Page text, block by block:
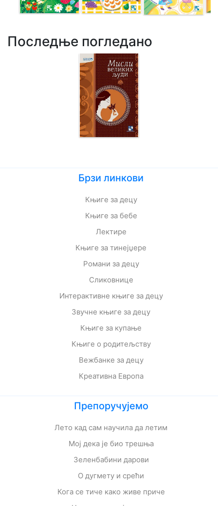
Последње погледано
Брзи линкови
Књиге за децу
Књиге за бебе
Лектире
Књиге за тинејџере
Романи за децу
Сликовнице
Интерактивне књиге за децу
Звучне књиге за децу
Књиге за купање
Књиге о родитељству
Вежбанке за децу
Креативна Европа
Препоручујемо
Лето кад сам научила да летим
Мој дека је био трешња
Зеленбабини дарови
О дугмету и срећи
Кога се тиче како живе приче